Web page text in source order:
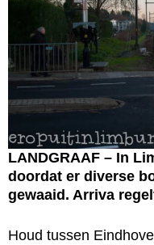
LANDGRAAF – In
doordat er diverse
gewaaid. Arriva
Houd tussen